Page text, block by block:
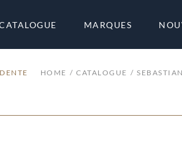
MARQUES
HOME CATALOGUE